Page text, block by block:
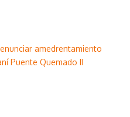
amedrentamiento
Puente Quemado II